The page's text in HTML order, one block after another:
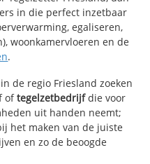
in die perfect inzetbaar
egaliseren,
woonkamervloeren en de
.
de regio Friesland zoeken
oftegelzetbedrijfdie voor
uit handen neemt;
het maken van de juiste
en zo de beoogde